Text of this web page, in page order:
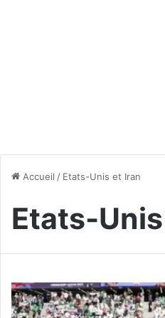
Accueil / Etats-Unis et Iran
Etats-